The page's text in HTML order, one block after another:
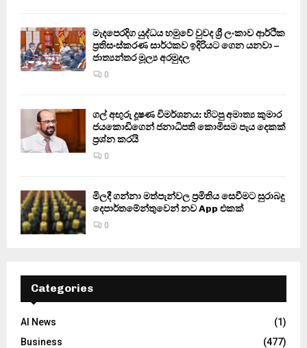
මැදපෙරදිග යුද්ධය හමුවේ වුවද ශ්‍රී ලංකාව ආර්ථික
ප්‍රතිසංස්කරණ සාර්ථකව ඉදිරියට ගෙන යනවා –
ජාත්‍යන්තර මූල්‍ය අරමුදල
0
ගල් අඟුරු දූෂණ විමර්ශනය: හිටපු අමාත්‍ය කුමාර
ජයකොඩිගෙන් ජනාධිපති කොමිසම පැය දෙකක්
ප්‍රශ්න කරයි
0
මිලදී ගන්නා මත්පැන්වල ප්‍රමිතිය සෙවීමට සුරාබදු
දෙපාර්තමේන්තුවෙන් නව App එකක්
0
Categories
AI News
(1)
Business
(477)